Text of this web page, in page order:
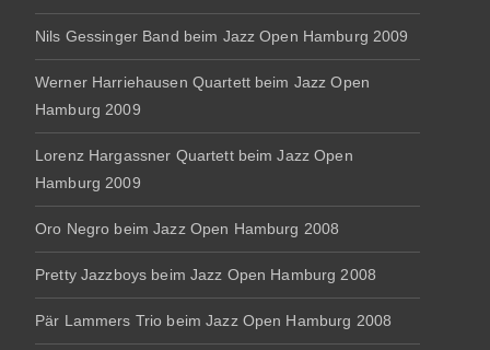
Nils Gessinger Band beim Jazz Open Hamburg 2009
Werner Harriehausen Quartett beim Jazz Open
Hamburg 2009
Lorenz Hargassner Quartett beim Jazz Open
Hamburg 2009
Oro Negro beim Jazz Open Hamburg 2008
Pretty Jazzboys beim Jazz Open Hamburg 2008
Pär Lammers Trio beim Jazz Open Hamburg 2008